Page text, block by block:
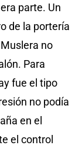
parte. Un
de la portería
no
Para
fue el tipo
no podía
en el
el control